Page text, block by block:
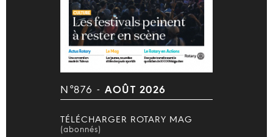
N°876 - AOÛT 2026
TÉLÉCHARGER ROTARY MAG
(abonnés)